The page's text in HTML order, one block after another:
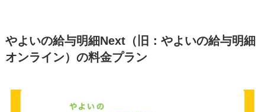
やよいの給与明細Next（旧：やよいの給与明細
オンライン）の料金プラン